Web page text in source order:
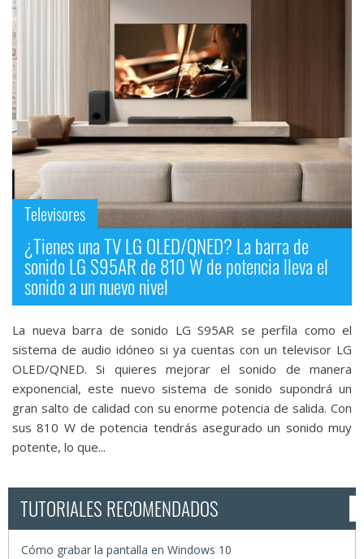
Televisores
¿Tienes una TV LG OLED/QNED? La barra de
sonido LG S95AR de 810 W de potencia lleva el
sonido a un nuevo nivel
La nueva barra de sonido LG S95AR se perfila como el
sistema de audio idóneo si ya cuentas con un televisor LG
OLED/QNED. Si quieres mejorar el sonido de manera
exponencial, este nuevo sistema de sonido supondrá un
gran salto de calidad con su enorme potencia de salida. Con
sus 810 W de potencia tendrás asegurado un sonido muy
potente, lo que...
TUTORIALES RECOMENDADOS
Cómo grabar la pantalla en Windows 10